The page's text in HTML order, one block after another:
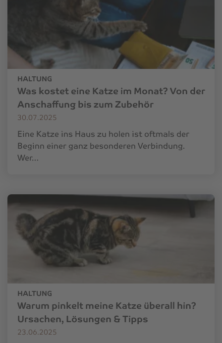
HALTUNG
Was kostet eine Katze im Monat? Von der
Anschaffung bis zum Zubehör
30.07.2025
Eine Katze ins Haus zu holen ist oftmals der
Beginn einer ganz besonderen Verbindung.
Wer…
HALTUNG
Warum pinkelt meine Katze überall hin?
Ursachen, Lösungen & Tipps
23.06.2025